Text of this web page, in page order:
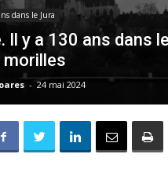
dans le Jura
Il y a 130 ans dans
morilles
- 24 mai 2024